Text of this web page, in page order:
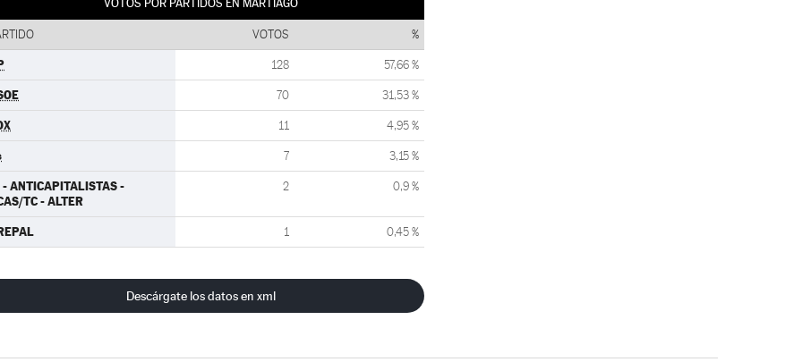
VOTOS POR PARTIDOS EN MARTIAGO
VOTOS %
128 57,66 %
70 31,53 %
11 4,95 %
7 3,15 %
- ANTICAPITALISTAS -
TC - ALTER
2 0,9 %
1 0,45 %
Descárgate los datos en xml